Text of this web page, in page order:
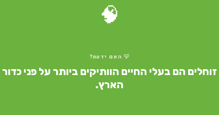
🧠
💡 האם ידעת?
זוחלים הם בעלי החיים הוותיקים ביותר על פני כדור
הארץ.